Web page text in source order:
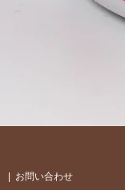
お問い合わせ